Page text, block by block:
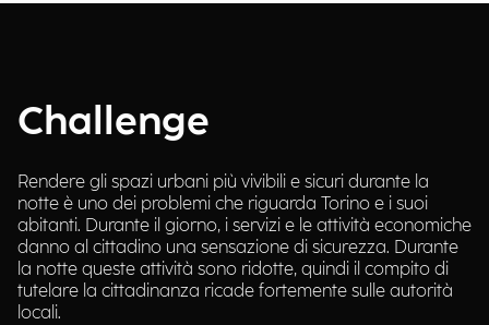
Challenge
Rendere gli spazi urbani più vivibili e sicuri durante la
notte è uno dei problemi che riguarda Torino e i suoi
abitanti. Durante il giorno, i servizi e le attività economiche
danno al cittadino una sensazione di sicurezza. Durante
la notte queste attività sono ridotte, quindi il compito di
tutelare la cittadinanza ricade fortemente sulle autorità
locali.